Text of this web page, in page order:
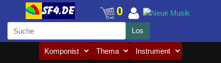
0